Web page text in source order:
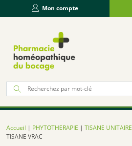
Mon compte
Accueil | PHYTOTHERAPIE |TISANE UNITAIRE
TISANE VRAC
Panneau de gestion des cookies